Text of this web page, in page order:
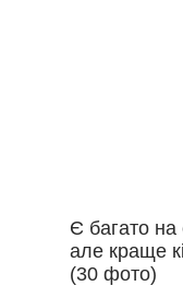
Є багато на
але краще
(30 фото)